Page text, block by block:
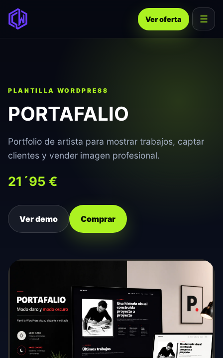
☰
Ver oferta
PLANTILLA WORDPRESS
PORTAFALIO
Portfolio de artista para mostrar trabajos, captar
clientes y vender imagen profesional.
21´95 €
Ver demo Comprar